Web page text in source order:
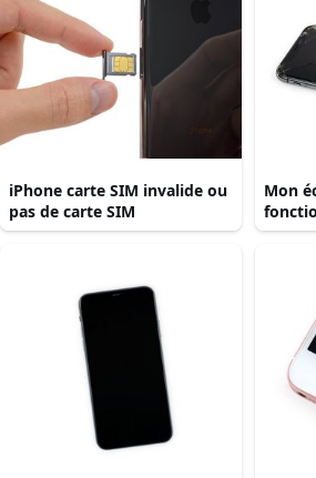
iPhone carte SIM invalide ou
pas de carte SIM
Mon